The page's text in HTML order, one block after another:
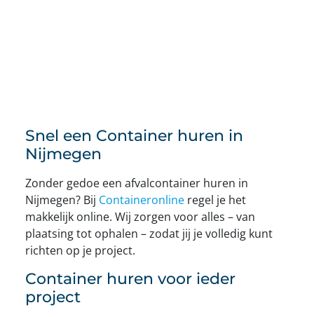
Snel een Container huren in
Nijmegen
Zonder gedoe een afvalcontainer huren in
Nijmegen? Bij Containeronline regel je het
makkelijk online. Wij zorgen voor alles – van
plaatsing tot ophalen – zodat jij je volledig kunt
richten op je project.
Container huren voor ieder
project